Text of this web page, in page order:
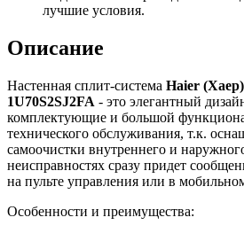
лучшие условия.
Описание
Настенная сплит-система Haier (Хаер)
1U70S2SJ2FA - это элегантный
комплектующие и большой
технического обслуживания, т.к.
самоочистки внутреннего и
неисправностях сразу придет
на пульте управления или в
Особенности и преимущества: